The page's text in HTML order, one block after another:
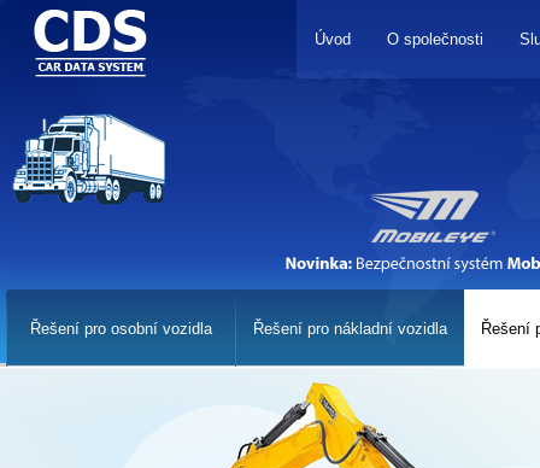
O společnosti
Úvod
Řešení pro osobní vozidla Řešení pro nákladní vozidla Řešení